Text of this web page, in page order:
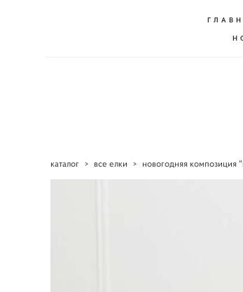
каталог > все елки > новогодняя композиция